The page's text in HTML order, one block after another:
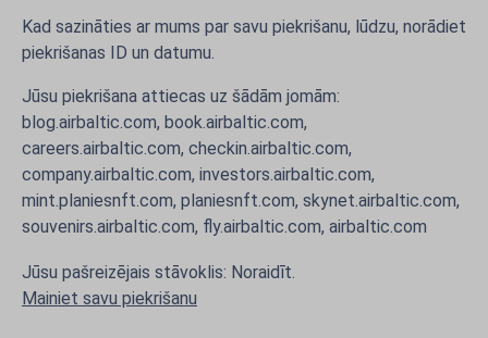
Kad sazināties ar mums par savu piekrišanu, lūdzu, norādiet
piekrišanas ID un datumu.
Jūsu piekrišana attiecas uz šādām jomām:
blog.airbaltic.com, book.airbaltic.com,
careers.airbaltic.com, checkin.airbaltic.com,
company.airbaltic.com, investors.airbaltic.com,
mint.planiesnft.com, planiesnft.com, skynet.airbaltic.com,
souvenirs.airbaltic.com, fly.airbaltic.com, airbaltic.com
Jūsu pašreizējais stāvoklis: Noraidīt.
Mainiet savu piekrišanu